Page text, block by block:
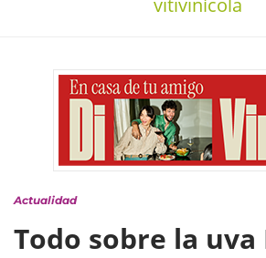
vitivinícola
Actualidad
Todo sobre la uva